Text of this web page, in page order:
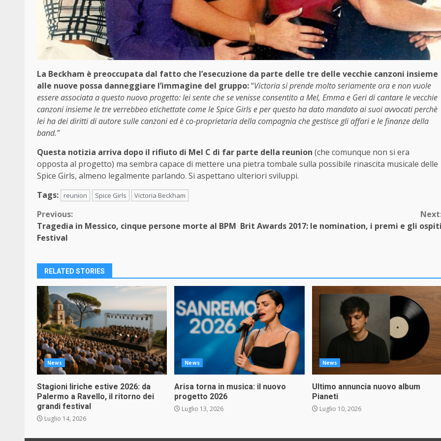
La Beckham è preoccupata dal fatto che l’esecuzione da parte delle tre delle vecchie canzoni insieme
alle nuove possa danneggiare l’immagine del gruppo:“Victoria si prende molto seriamente ora e non vuole
essere associata a questo nuovo progetto: lei sente che se venisse consentito a Mel, Emma e Geri di cantare le vecchie
canzoni insieme le tre verrebbeo etichettate come le Spice Girls e per questo ha dato mandato ai suoi avvocati perchè
lei ha dei diritti di autore sulle canzoni ed è co-proprietaria della compagnia che gestisce gli affari e le finanze della
band.”
Questa notizia arriva dopo il rifiuto di Mel C di far parte della reunion (che comunque non si era
opposta al progetto) ma sembra capace di mettere una pietra tombale sulla possibile rinascita musicale delle
Spice Girls, almeno legalmente parlando. Si aspettano ulteriori sviluppi.
Tags:
reunion Spice Girls Victoria Beckham
Continue
Reading
Previous:
Tragedia in Messico, cinque persone morte al BPM
Festival
Brit Awards 2017: le nomination, i premi e gli
RELATED STORIES
News
Stagioni liriche estive 2026: da
Palermo a Ravello, il ritorno dei
grandi festival
Luglio 14, 2026
News
Arisa torna in musica: il nuovo
progetto 2026
Luglio 13, 2026
News
Ultimo annuncia nuovo album
Pianeti
Luglio 10, 2026